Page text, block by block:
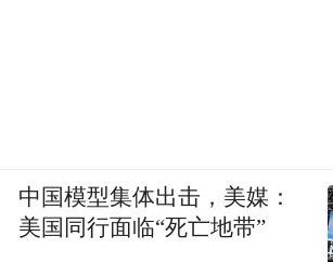
中国模型集体出击，美媒：
美国同行面临“死亡地带”